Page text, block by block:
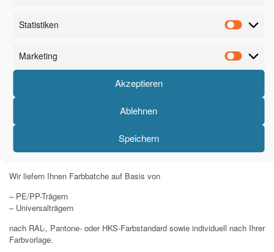
Statistiken
Marketing
Akzeptieren
Ablehnen
Speichern
Wir liefern Ihnen Farbbatche auf Basis von
– PE/PP-Trägern
– Universalträgern
nach RAL-, Pantone- oder HKS-Farbstandard sowie individuell nach Ihrer
Farbvorlage.